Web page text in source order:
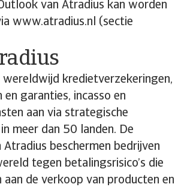
van Atradius kan worden
www.atradius.nl (sectie
kredietverzekeringen,
garanties, incasso en
aan via strategische
meer dan 50 landen. De
beschermen bedrijven
tegen betalingsrisico’s die
aan de verkoop van producten en